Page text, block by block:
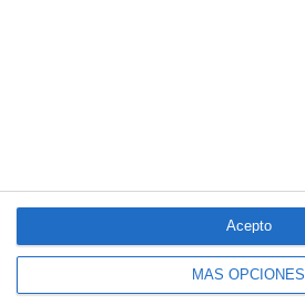
MÁS OPCIONES
Acepto